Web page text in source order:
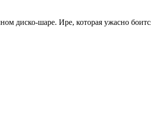
диско-шаре. Ире, которая ужасно